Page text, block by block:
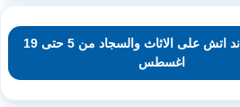
عروض ايه اند اتش على الاثاث والسجاد من 5 حتى 19
اغسطس